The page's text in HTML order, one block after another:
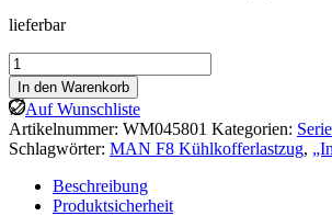
lieferbar
Wiking:
MAN
F8
Kühlkofferlastzug,
„Inter
Frigo“
Menge
In den Warenkorb
Auf Wunschliste
Artikelnummer: WM045801 Kategorien:
Schlagwörter: MAN F8 Kühlkofferlastzug,
Beschreibung
Produktsicherheit